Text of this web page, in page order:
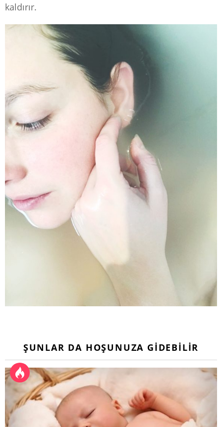
kaldırır.
ŞUNLAR DA HOŞUNUZA GIDEBILIR